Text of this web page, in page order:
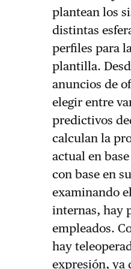
plantean los
distintas
perfiles para
plantilla.
anuncios de
elegir entre
predictivos
calculan la
actual en
con base en
examinando
internas, hay
empleados.
hay
expresión, ya